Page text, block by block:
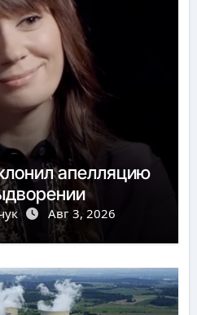
апелляцию
Авг 3, 2026